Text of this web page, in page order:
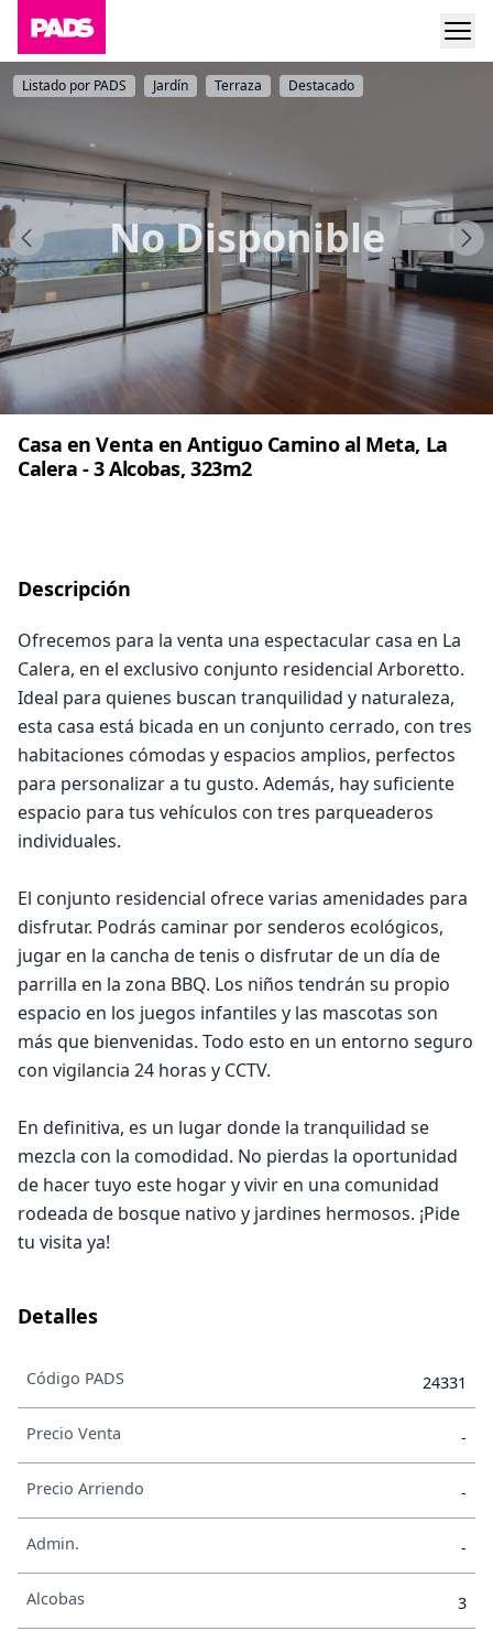
No Disponible
Listado por PADS Jardín Terraza Destacado
Casa en Venta en Antiguo Camino al Meta, La
Calera - 3 Alcobas, 323m2
Descripción
Ofrecemos para la venta una espectacular casa en La
Calera, en el exclusivo conjunto residencial Arboretto.
Ideal para quienes buscan tranquilidad y naturaleza,
esta casa está bicada en un conjunto cerrado, con tres
habitaciones cómodas y espacios amplios, perfectos
para personalizar a tu gusto. Además, hay suficiente
espacio para tus vehículos con tres parqueaderos
individuales.
El conjunto residencial ofrece varias amenidades para
disfrutar. Podrás caminar por senderos ecológicos,
jugar en la cancha de tenis o disfrutar de un día de
parrilla en la zona BBQ. Los niños tendrán su propio
espacio en los juegos infantiles y las mascotas son
más que bienvenidas. Todo esto en un entorno seguro
con vigilancia 24 horas y CCTV.
En definitiva, es un lugar donde la tranquilidad se
mezcla con la comodidad. No pierdas la oportunidad
de hacer tuyo este hogar y vivir en una comunidad
rodeada de bosque nativo y jardines hermosos. ¡Pide
tu visita ya!
Detalles
Código PADS 24331
Precio Venta -
Precio Arriendo -
Admin. -
Alcobas 3